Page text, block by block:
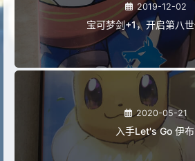
2019-12-02
宝可梦剑+1，开启第八
2020-05-21
入手Let's Go 伊布